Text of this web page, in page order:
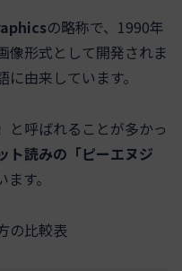
の略称で、1990年
像形式として開発されま
由来しています。
と呼ばれることが多かっ
ト読みの「ピーエヌジ
す。
の比較表